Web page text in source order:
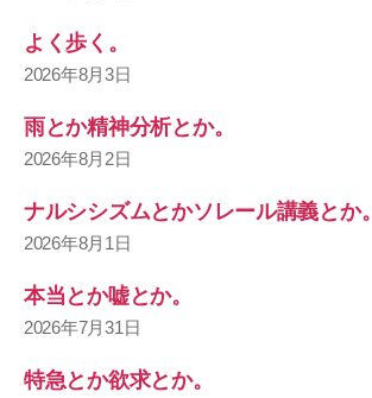
よく歩く。
2026年8月3日
雨とか精神分析とか。
2026年8月2日
ナルシシズムとかソレール講義とか。
2026年8月1日
本当とか嘘とか。
2026年7月31日
特急とか欲求とか。